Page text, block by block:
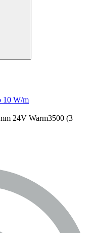
10 W/m
24V Warm3500 (3